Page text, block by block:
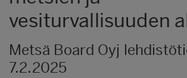
vesiturvallisuuden
Metsä Board Oyj
7.2.2025